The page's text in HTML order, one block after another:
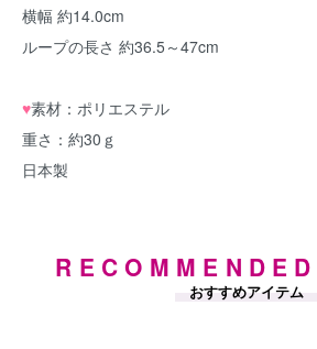
横幅 約14.0cm
ループの長さ 約36.5～47cm
♥素材：ポリエステル
重さ：約30ｇ
日本製
おすすめアイテム